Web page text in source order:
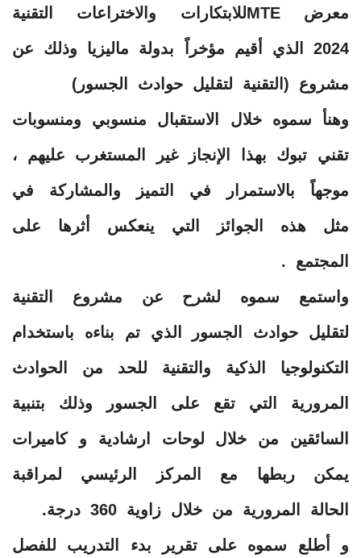
معرض ⁦‪MTE‬للابتكارات والاختراعات التقنية
2024 الذي أقيم مؤخراً بدولة ماليزيا وذلك عن
مشروع (التقنية لتقليل حوادث الجسور)
وهنأ سموه خلال الاستقبال منسوبي ومنسوبات
تقني تبوك بهذا الإنجاز غير المستغرب عليهم ،
موجهاً بالاستمرار في التميز والمشاركة في
مثل هذه الجوائز التي ينعكس أثرها على
المجتمع .
واستمع سموه لشرح عن مشروع التقنية
لتقليل حوادث الجسور الذي تم بناءه باستخدام
التكنولوجيا الذكية والتقنية للحد من الحوادث
المرورية التي تقع على الجسور وذلك بتنبية
السائقين من خلال لوحات ارشادية و كاميرات
يمكن ربطها مع المركز الرئيسي لمراقبة
الحالة المرورية من خلال زاوية 360 درجة.
و أطلع سموه على تقرير بدء التدريب للفصل